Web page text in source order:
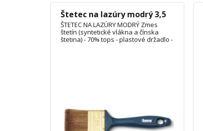
Štetec na lazúry modrý 3,5
ŠTETEC NA LAZÚRY MODRÝ Zmes
štetín (syntetické vlákna a čínska
štetina) - 70% tops - plastové držadlo -